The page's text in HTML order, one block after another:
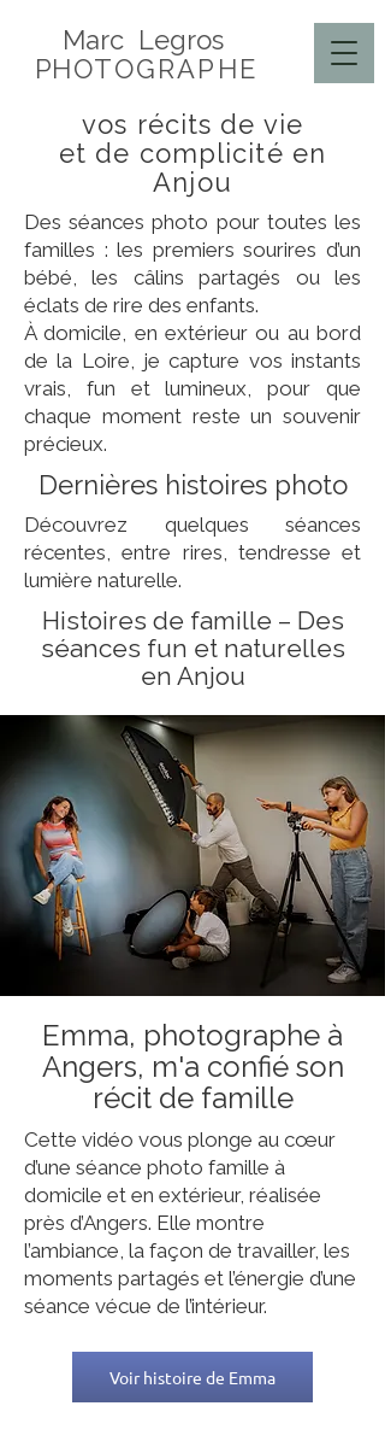
Marc Legros
PHOTOGRAPHE
vos récits de vie
et de complicité en
Anjou
Des séances photo pour toutes les
familles : les premiers sourires d’un
bébé, les câlins partagés ou les
éclats de rire des enfants.
À domicile, en extérieur ou au bord
de la Loire, je capture vos instants
vrais, fun et lumineux, pour que
chaque moment reste un souvenir
précieux.
Dernières histoires photo
Découvrez quelques séances
récentes, entre rires, tendresse et
lumière naturelle.
Histoires de famille – Des
séances fun et naturelles
en Anjou
Emma, photographe à
Angers, m'a confié son
récit de famille
Cette vidéo vous plonge au cœur
d’une séance photo famille à
domicile et en extérieur, réalisée
près d’Angers. Elle montre
l’ambiance, la façon de travailler, les
moments partagés et l’énergie d’une
séance vécue de l’intérieur.
Voir histoire de Emma